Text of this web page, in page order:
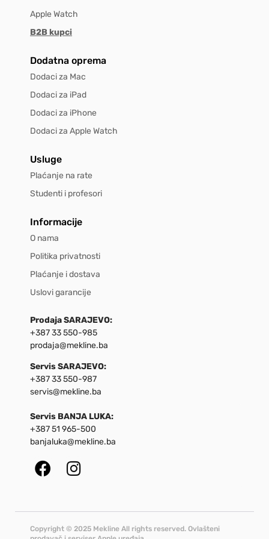
Apple Watch
B2B kupci
Dodatna oprema
Dodaci za Mac
Dodaci za iPad
Dodaci za iPhone
Dodaci za Apple Watch
Usluge
Plaćanje na rate
Studenti i profesori
Informacije
O nama
Politika privatnosti
Plaćanje i dostava
Uslovi garancije
Prodaja SARAJEVO:
+387 33 550-985
prodaja@mekline.ba
Servis SARAJEVO:
+387 33 550-987
servis@mekline.ba
Servis BANJA LUKA:
+387 51 965-500
banjaluka@mekline.ba
Copyright © 2025 Mekline All rights reserved. Ovlašteni